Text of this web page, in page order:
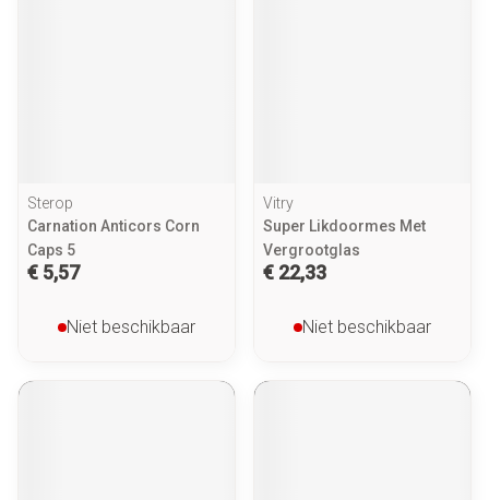
Sterop
Carnation Anticors Corn
Caps 5
€ 5,57
Niet beschikbaar
Vitry
Super Likdoormes Met
Vergrootglas
€ 22,33
Niet beschikbaar